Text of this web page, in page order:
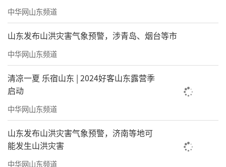
中华网山东频道
山东发布山洪灾害气象预警，涉青岛、烟台等市
中华网山东频道
清凉一夏 乐宿山东 | 2024好客山东露营季
启动
中华网山东频道
山东发布山洪灾害气象预警，济南等地可
能发生山洪灾害
中华网山东频道